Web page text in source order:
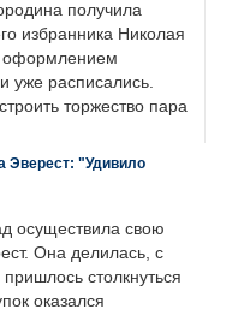
получила
избранника Николая
оформлением
уже расписались.
торжество пара
Эверест: "Удивило
осуществила свою
Она делилась, с
столкнуться
оказался